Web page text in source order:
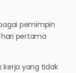
pemimpin
pertama
kerja yang tidak